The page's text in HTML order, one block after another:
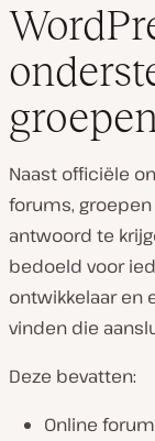
Naast officiële
forums,
antwoord te
bedoeld voor
ontwikkelaar en
vinden die
Deze bevatten:
Online